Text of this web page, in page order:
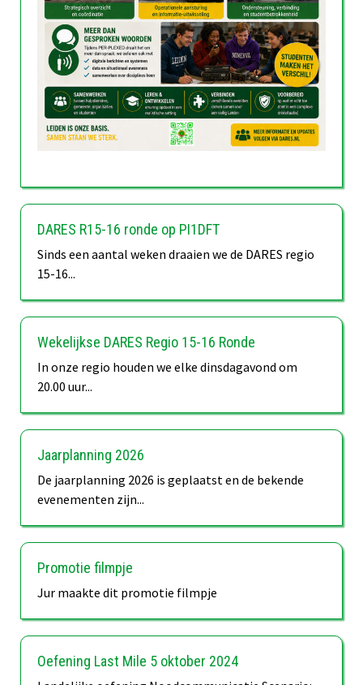
DARES R15-16 ronde op PI1DFT
Sinds een aantal weken draaien we de DARES regio
15-16...
Wekelijkse DARES Regio 15-16 Ronde
In onze regio houden we elke dinsdagavond om
20.00 uur...
Jaarplanning 2026
De jaarplanning 2026 is geplaatst en de bekende
evenementen zijn...
Promotie filmpje
Jur maakte dit promotie filmpje
Oefening Last Mile 5 oktober 2024